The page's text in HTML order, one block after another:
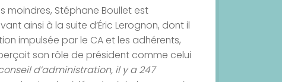
moindres, Stéphane Boullet est
ainsi à la suite d’Éric Lerognon, dont il
impulsée par le CA et les adhérents,
son rôle de président comme celui
d’administration, il y a 247